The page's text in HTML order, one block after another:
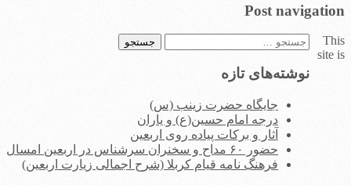
Post navigation
جستجو
نوشته‌های تازه
جایگاه حضرت زینب (س)
درجه امام حسین(ع) و یاران
آثار و برکات پیاده روی اربعین
حضور ۶۰ مداح و سخنران سرشناس در اربعین امسال
فرهنگ نامه قیام کربلا (شرح اجمالی زیارت اربعین)
This
site is